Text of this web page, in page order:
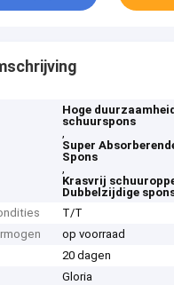
Hoge
schuurspons
,
Super
Spons
,
Krasvrij
Dubbelzijdige
T/T
op voorraad
20 dagen
Gloria